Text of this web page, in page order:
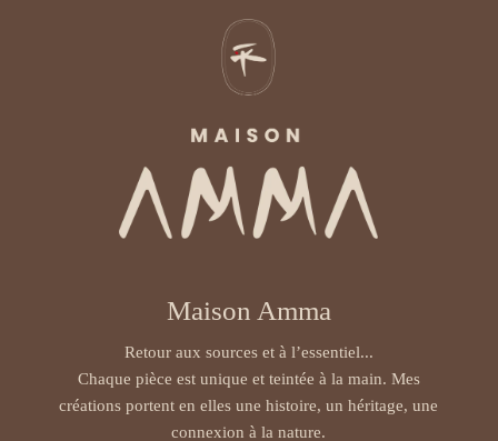
Maison Amma
Retour aux sources et à l’essentiel...
Chaque pièce est unique et teintée à la main. Mes
créations portent en elles une histoire, un héritage, une
connexion à la nature.